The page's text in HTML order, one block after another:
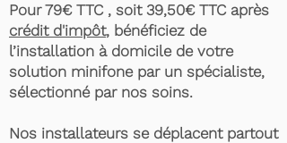
Pour 79€ TTC , soit 39,50€ TTC après
crédit d'impôt, bénéficiez de
l’installation à domicile de votre
solution minifone par un spécialiste,
sélectionné par nos soins.
Nos installateurs se déplacent partout